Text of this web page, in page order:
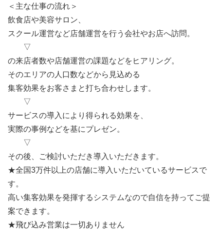
＜主な仕事の流れ＞
飲食店や美容サロン、
スクール運営など店舗運営を行う会社やお店へ訪問。
▽
の来店者数や店舗運営の課題などをヒアリング。
そのエリアの人口数などから見込める
集客効果をお客さまと打ち合わせします。
▽
サービスの導入により得られる効果を、
実際の事例などを基にプレゼン。
▽
その後、ご検討いただき導入いただきます。
★全国3万件以上の店舗に導入いただいているサービスで
す。
高い集客効果を発揮するシステムなので自信を持ってご提
案できます。
★飛び込み営業は一切ありません